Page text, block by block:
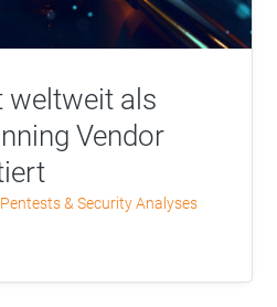
weltweit als
Vendor
Pentests & Security Analyses